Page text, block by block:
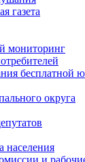
газета
мониторинг
бесплатной
округа
населения
и